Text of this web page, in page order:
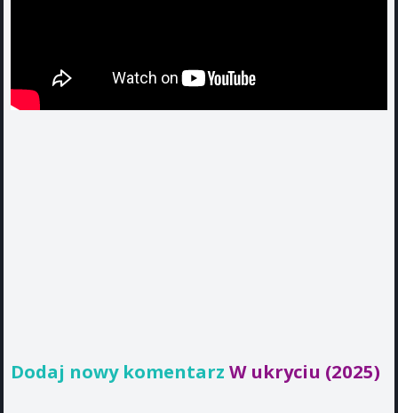
Dodaj nowy komentarz W ukryciu (2025)